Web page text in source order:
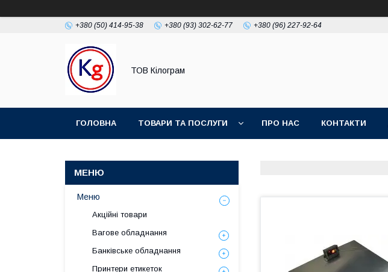
+380 (50) 414-95-38 +380 (93) 302-62-77 +380 (96) 227-92-64
ТОВ Кілограм
ГОЛОВНА ТОВАРИ ТА ПОСЛУГИ ПРО НАС КОНТАКТИ
Меню
Акційні товари
Вагове обладнання
Банківське обладнання
Принтери етикеток